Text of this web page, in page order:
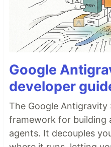
Google
developer
The Google Antigravity
framework for building
agents. It decouples